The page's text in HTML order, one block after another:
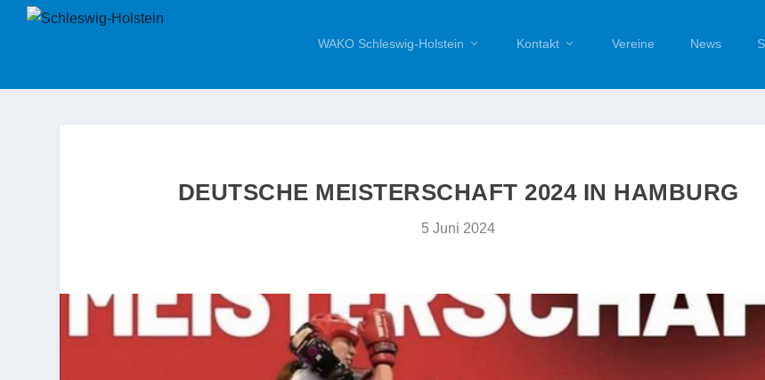
WAKO Schleswig-Holstein Kontakt Vereine News
DEUTSCHE MEISTERSCHAFT 2024 IN HAMBURG
5 Juni 2024